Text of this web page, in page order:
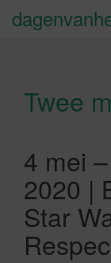
Twee
4 mei
2020 |
Star